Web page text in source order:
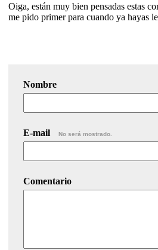
Oiga, están muy bien pensadas estas
me pido primer para cuando ya hayas
Nombre
E-mail No será mostrado.
Comentario